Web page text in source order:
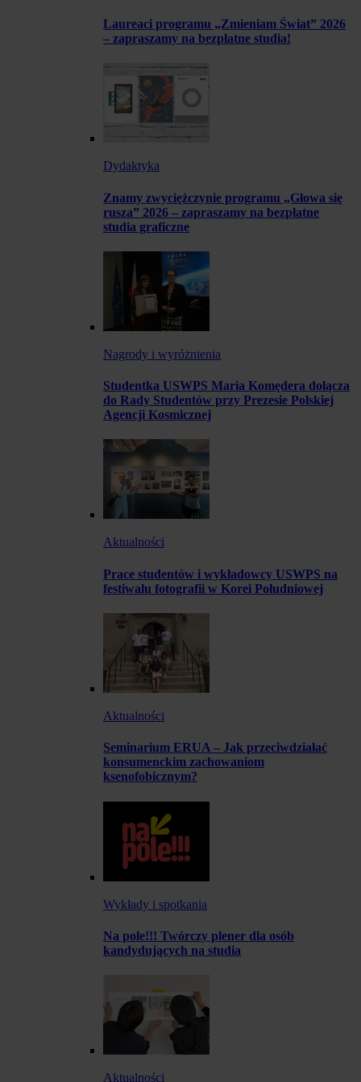
Laureaci programu „Zmieniam Świat” 2026
– zapraszamy na bezpłatne studia!
Dydaktyka
Znamy zwyciężczynie programu „Głowa się
rusza” 2026 – zapraszamy na bezpłatne
studia graficzne
Nagrody i wyróżnienia
Studentka USWPS Maria Komędera dołącza
do Rady Studentów przy Prezesie Polskiej
Agencji Kosmicznej
Aktualności
Prace studentów i wykładowcy USWPS na
festiwalu fotografii w Korei Południowej
Aktualności
Seminarium ERUA – Jak przeciwdziałać
konsumenckim zachowaniom
ksenofobicznym?
Wykłady i spotkania
Na pole!!! Twórczy plener dla osób
kandydujących na studia
Aktualności